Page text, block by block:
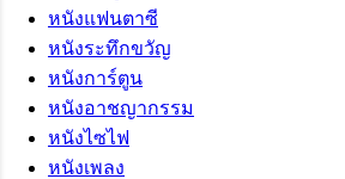
หนังแฟนตาซี
หนังระทึกขวัญ
หนังการ์ตูน
หนังอาชญากรรม
หนังไซไฟ
หนังเพลง